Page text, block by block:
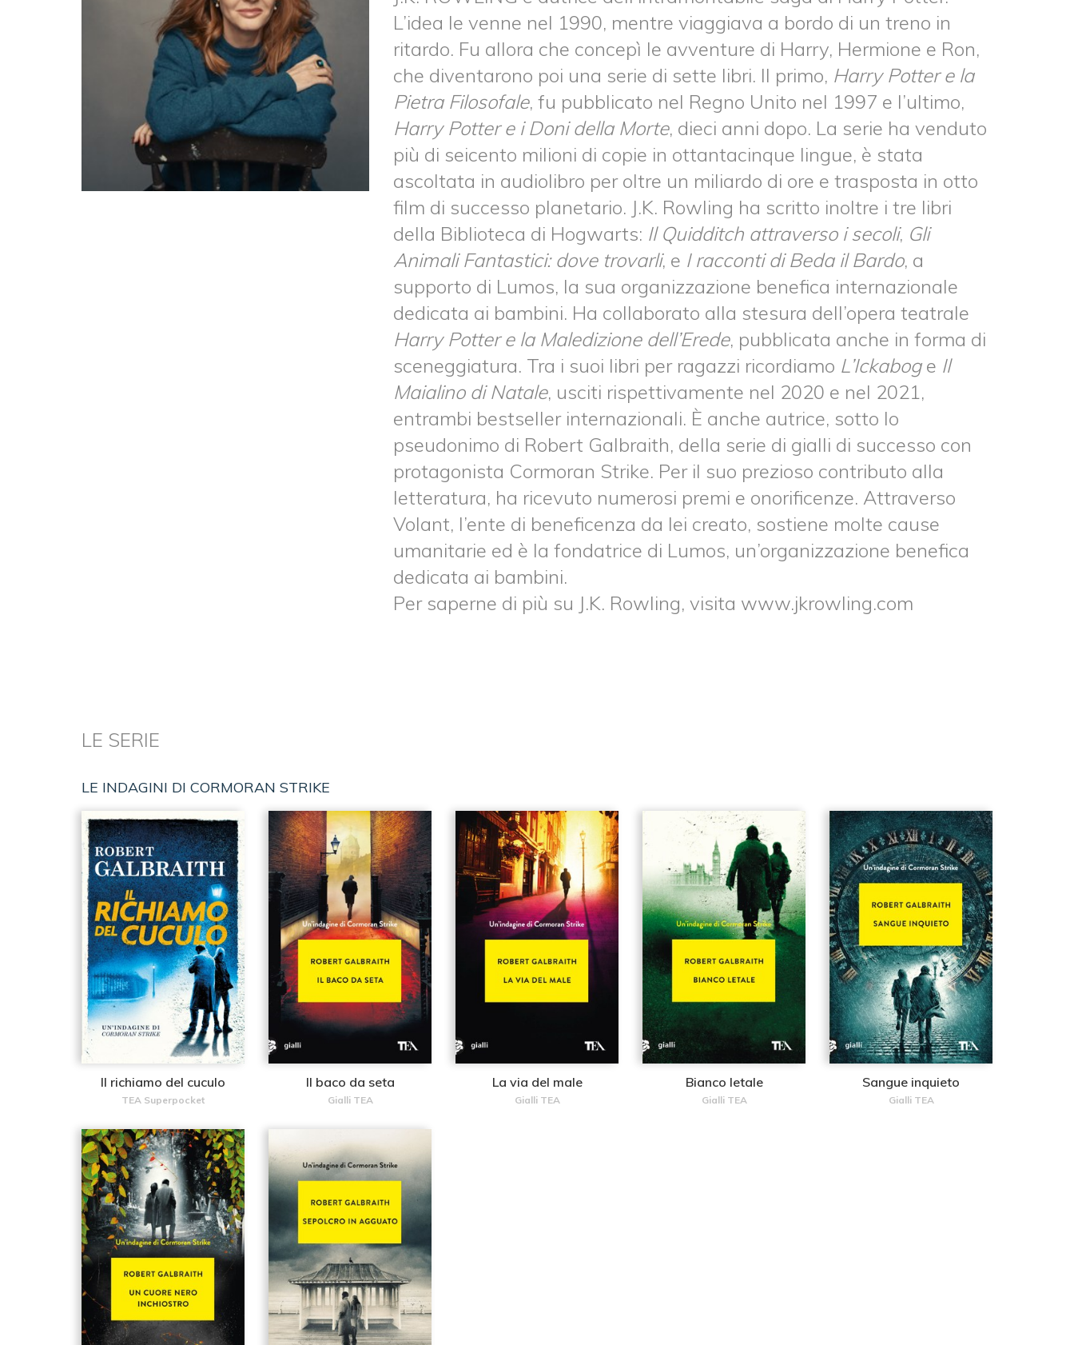
L’idea le venne nel 1990, mentre viaggiava a bordo di un treno in
ritardo. Fu allora che concepì le avventure di Harry, Hermione e Ron,
che diventarono poi una serie di sette libri. Il primo, Harry Potter e la
Pietra Filosofale, fu pubblicato nel Regno Unito nel 1997 e l’ultimo,
Harry Potter e i Doni della Morte, dieci anni dopo. La serie ha venduto
più di seicento milioni di copie in ottantacinque lingue, è stata
ascoltata in audiolibro per oltre un miliardo di ore e trasposta in otto
film di successo planetario. J.K. Rowling ha scritto inoltre i tre libri
della Biblioteca di Hogwarts: Il Quidditch attraverso i secoli, Gli
Animali Fantastici: dove trovarli, e I racconti di Beda il Bardo, a
supporto di Lumos, la sua organizzazione benefica internazionale
dedicata ai bambini. Ha collaborato alla stesura dell’opera teatrale
Harry Potter e la Maledizione dell’Erede, pubblicata anche in forma di
sceneggiatura. Tra i suoi libri per ragazzi ricordiamo L’Ickaboge Il
Maialino di Natale, usciti rispettivamente nel 2020 e nel 2021,
entrambi bestseller internazionali. È anche autrice, sotto lo
pseudonimo di Robert Galbraith, della serie di gialli di successo con
protagonista Cormoran Strike. Per il suo prezioso contributo alla
letteratura, ha ricevuto numerosi premi e onorificenze. Attraverso
Volant, l’ente di beneficenza da lei creato, sostiene molte cause
umanitarie ed è la fondatrice di Lumos, un’organizzazione benefica
dedicata ai bambini.
Per saperne di più su J.K. Rowling, visita www.jkrowling.com
LE SERIE
LE INDAGINI DI CORMORAN STRIKE
Il richiamo del cuculo
TEA Superpocket
Il baco da seta
Gialli TEA
La via del male
Gialli TEA
Bianco letale
Gialli TEA
Sangue inquieto
Gialli TEA